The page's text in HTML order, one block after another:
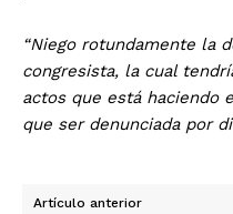
“Niego rotundamente la
congresista, la cual
actos que está haciendo
que ser denunciada por
Artículo anterior